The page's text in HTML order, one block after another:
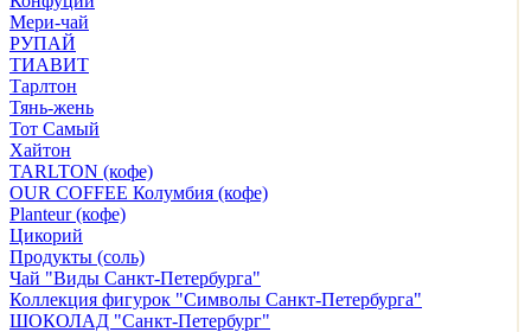
Мери-чай
РУПАЙ
ТИАВИТ
Тарлтон
Тянь-жень
Тот Самый
Хайтон
TARLTON (кофе)
OUR COFFEE Колумбия (кофе)
Planteur (кофе)
Цикорий
Продукты (соль)
Чай "Виды Санкт-Петербурга"
Коллекция фигурок "Символы Санкт-Петербурга"
ШОКОЛАД "Санкт-Петербург"